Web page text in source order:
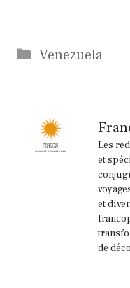
Catégories
Venezuela
Les
et
et
de